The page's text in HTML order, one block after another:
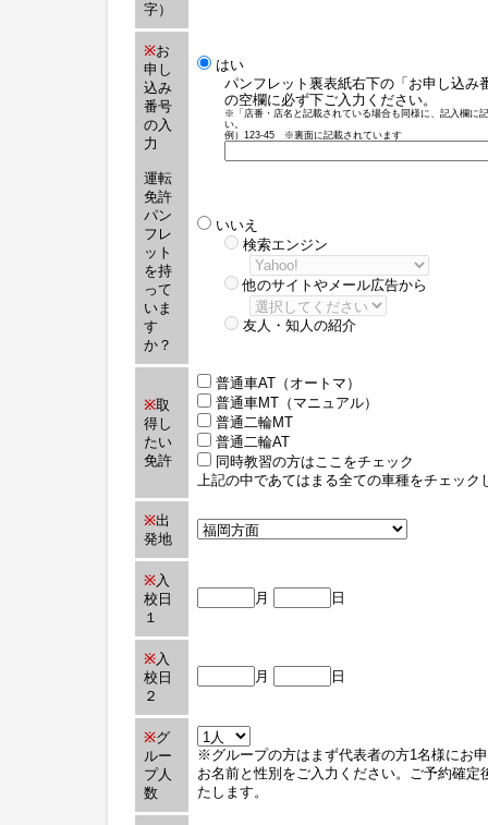
字）
※お
申し
込み
番号
の入
力
運転
免許
パン
フレ
ット
を持
って
いま
す
か？
はい
パンフレット裏表紙右下の「お申し込み
の空欄に必ず下ご入力ください。
※「店番・店名と記載されている場合も同様に、記入欄に
い。
例）123-45 ※裏面に記載されています
いいえ
検索エンジン
他のサイトやメール広告から
友人・知人の紹介
※取
得し
たい
免許
普通車AT（オートマ）
普通車MT（マニュアル）
普通二輪MT
普通二輪AT
同時教習の方はここをチェック
上記の中であてはまる全ての車種をチェック
※出
発地
※入
校日
１
月 日
※入
校日
２
月 日
※グ
ルー
プ人
数
※グループの方はまず代表者の方1名様にお
お名前と性別をご入力ください。ご予約確
たします。